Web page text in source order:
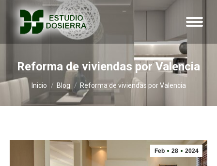
Reforma de viviendas por Valencia
Estás aquí:
Inicio Blog Reforma de viviendas por Valencia
Feb 28 2024